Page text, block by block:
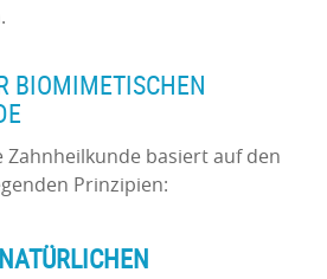
BIOMIMETISCHEN
Zahnheilkunde basiert auf den
Prinzipien: